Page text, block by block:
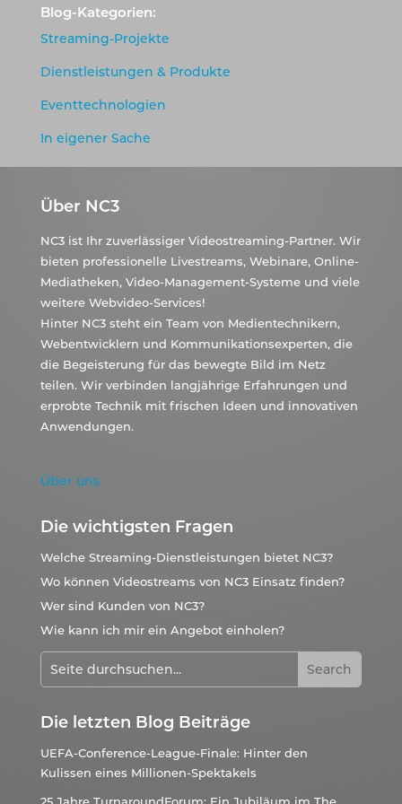
Blog-Kategorien:
Streaming-Projekte
Dienstleistungen & Produkte
Eventtechnologien
In eigener Sache
Über NC3
NC3 ist Ihr zuverlässiger Videostreaming-Partner. Wir
bieten professionelle Livestreams, Webinare, Online-
Mediatheken, Video-Management-Systeme und viele
weitere Webvideo-Services!
Hinter NC3 steht ein Team von Medientechnikern,
Webentwicklern und Kommunikationsexperten, die
die Begeisterung für das bewegte Bild im Netz
teilen. Wir verbinden langjährige Erfahrungen und
erprobte Technik mit frischen Ideen und innovativen
Anwendungen.
Über uns
Die wichtigsten Fragen
Welche Streaming-Dienstleistungen bietet NC3?
Wo können Videostreams von NC3 Einsatz finden?
Wer sind Kunden von NC3?
Wie kann ich mir ein Angebot einholen?
Die letzten Blog Beiträge
UEFA-Conference-League-Finale: Hinter den
Kulissen eines Millionen-Spektakels